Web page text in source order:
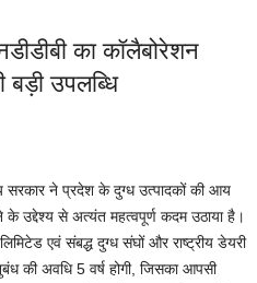
का कॉलैबोरेशन
बड़ी उपलब्धि
सरकार ने प्रदेश के दुग्ध उत्पादकों की आय
के उद्देश्य से अत्यंत महत्वपूर्ण कदम उठाया है।
एवं संबद्ध दुग्ध संघों और राष्ट्रीय डेयरी
की अवधि 5 वर्ष होगी, जिसका आपसी